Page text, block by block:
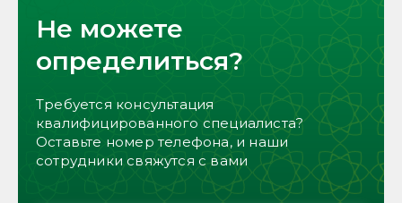
Не можете
определиться?
Требуется консультация
квалифицированного специалиста?
Оставьте номер телефона, и наши
сотрудники свяжутся с вами